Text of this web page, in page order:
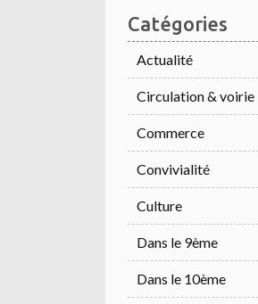
Catégories
Actualité
Circulation & voirie
Commerce
Convivialité
Culture
Dans le 9ème
Dans le 10ème